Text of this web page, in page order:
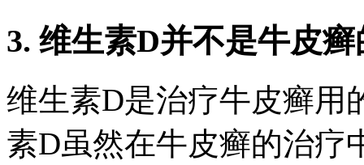
3. 维生素D并不是牛皮
维生素D是治疗牛皮癣用
素D虽然在牛皮癣的治疗